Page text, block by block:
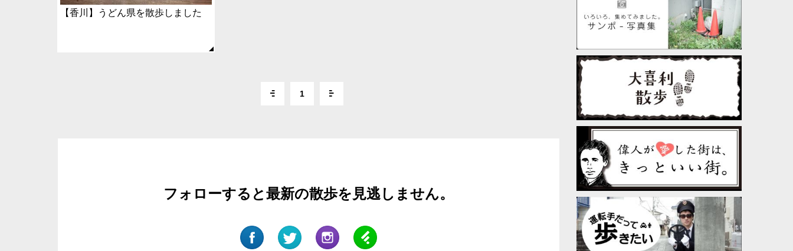
【香川】うどん県を散歩しました
1
フォローすると最新の散歩を見逃しません。